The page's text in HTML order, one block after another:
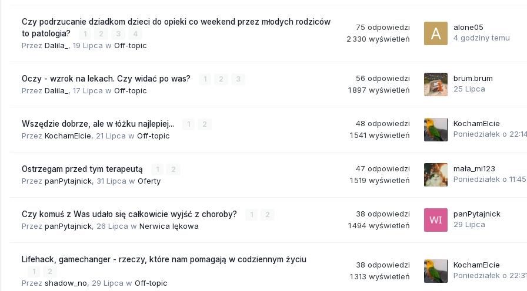
Czy podrzucanie dziadkom dzieci do opieki co weekend przez młodych rodziców
to patologia?
1 2 3 4
Przez Dalila_ , 19 Lipca w Off-topic
75 odpowiedzi
2 330 wyświetleń
alone05
4 godziny temu
Oczy - wzrok na lekach. Czy widać po was? 1 2 3
Przez Dalila_ , 17 Lipca w Off-topic
56 odpowiedzi
1 897 wyświetleń
brum.brum
25 Lipca
Wszędzie dobrze, ale w łóżku najlepiej... 1 2
Przez KochamElcie, 21 Lipca w Off-topic
48 odpowiedzi
1 541 wyświetleń
KochamElcie
Poniedziałek o
Ostrzegam przed tym terapeutą 1 2
Przez panPytajnick, 31 Lipca w Oferty
47 odpowiedzi
1 519 wyświetleń
mała_mi123
Poniedziałek o 11:45
Czy komuś z Was udało się całkowicie wyjść z choroby? 1 2
Przez panPytajnick, 26 Lipca w Nerwica lękowa
38 odpowiedzi
1 494 wyświetleń
panPytajnick
29 Lipca
Lifehack, gamechanger - rzeczy, które nam pomagają w codziennym życiu
1 2
Przez shadow_no, 29 Lipca w Off-topic
38 odpowiedzi
1 313 wyświetleń
KochamElcie
Poniedziałek o